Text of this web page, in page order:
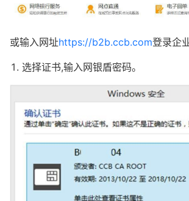
或输入网址https://b2b.ccb.com登录企
选择证书,输入网银盾密码。